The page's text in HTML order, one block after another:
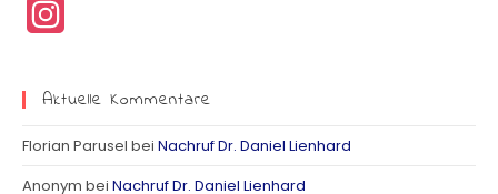
Aktuelle Kommentare
Florian Parusel bei Nachruf Dr. Daniel Lienhard
Anonym bei Nachruf Dr. Daniel Lienhard